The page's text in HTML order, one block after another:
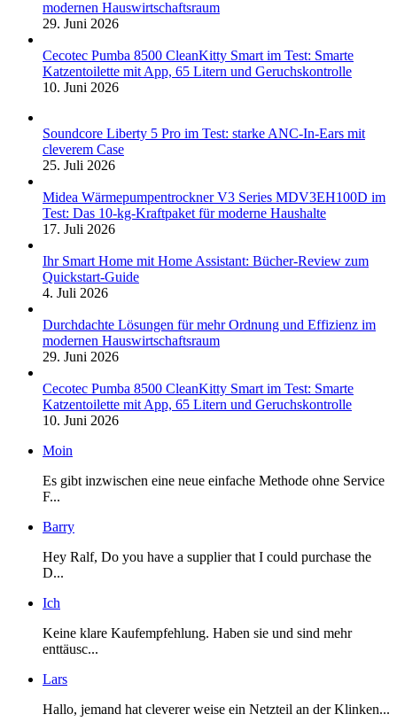
modernen Hauswirtschaftsraum
29. Juni 2026
Cecotec Pumba 8500 CleanKitty Smart im Test: Smarte
Katzentoilette mit App, 65 Litern und Geruchskontrolle
10. Juni 2026
Soundcore Liberty 5 Pro im Test: starke ANC-In-Ears mit
cleverem Case
25. Juli 2026
Midea Wärmepumpentrockner V3 Series MDV3EH100D im
Test: Das 10-kg-Kraftpaket für moderne Haushalte
17. Juli 2026
Ihr Smart Home mit Home Assistant: Bücher-Review zum
Quickstart-Guide
4. Juli 2026
Durchdachte Lösungen für mehr Ordnung und Effizienz im
modernen Hauswirtschaftsraum
29. Juni 2026
Cecotec Pumba 8500 CleanKitty Smart im Test: Smarte
Katzentoilette mit App, 65 Litern und Geruchskontrolle
10. Juni 2026
Moin
Es gibt inzwischen eine neue einfache Methode ohne Service
F...
Barry
Hey Ralf, Do you have a supplier that I could purchase the
D...
Ich
Keine klare Kaufempfehlung. Haben sie und sind mehr
enttäusc...
Lars
Hallo, jemand hat cleverer weise ein Netzteil an der Klinken...